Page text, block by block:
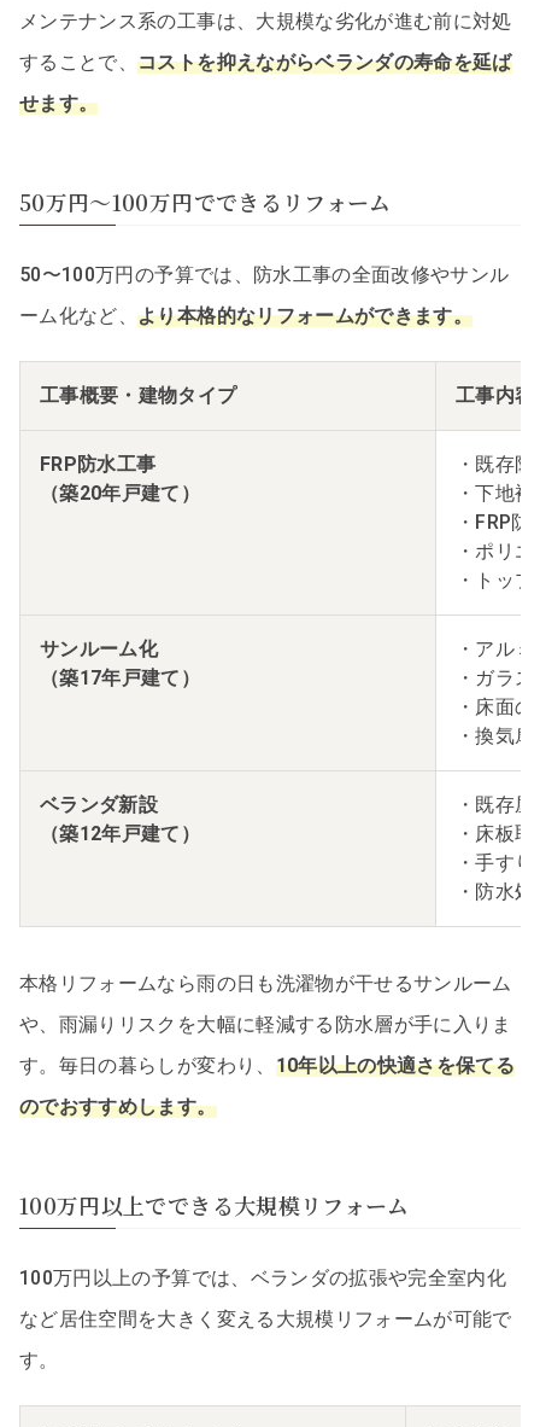
メンテナンス系の工事は、大規模な劣化が進む前に対処
することで、コストを抑えながらベランダの寿命を延ば
せます。
50万円〜100万円でできるリフォーム
50〜100万円の予算では、防水工事の全面改修やサンル
ーム化など、より本格的なリフォームができます。
工事概要・建物タイプ 工事内容
FRP防水工事
（築20年戸建て）
・既存
・下地補
・FRP
・ポリ
・トッ
サンルーム化
（築17年戸建て）
・アル
・ガラ
・床面
・換気
ベランダ新設
（築12年戸建て）
・既存
・床板取
・手す
・防水処
本格リフォームなら雨の日も洗濯物が干せるサンルーム
や、雨漏りリスクを大幅に軽減する防水層が手に入りま
す。毎日の暮らしが変わり、 10年以上の快適さを保てる
のでおすすめします。
100万円以上でできる大規模リフォーム
100万円以上の予算では、ベランダの拡張や完全室内化
など居住空間を大きく変える大規模リフォームが可能で
す。